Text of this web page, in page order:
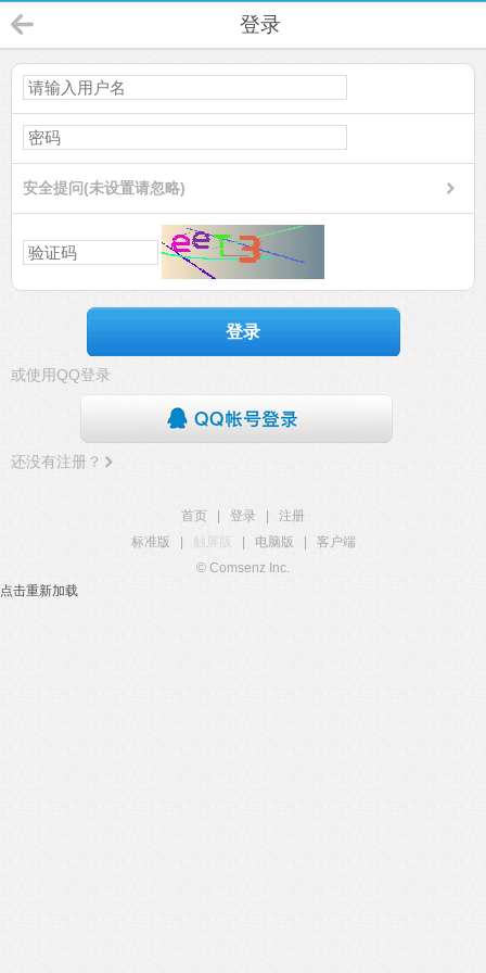
登录
安全提问(未设置请忽略)
登录
或使用QQ登录
还没有注册？
首页 登录
注册
标准版
触屏版 电脑版
客户端
© Comsenz Inc.
点击重新加载